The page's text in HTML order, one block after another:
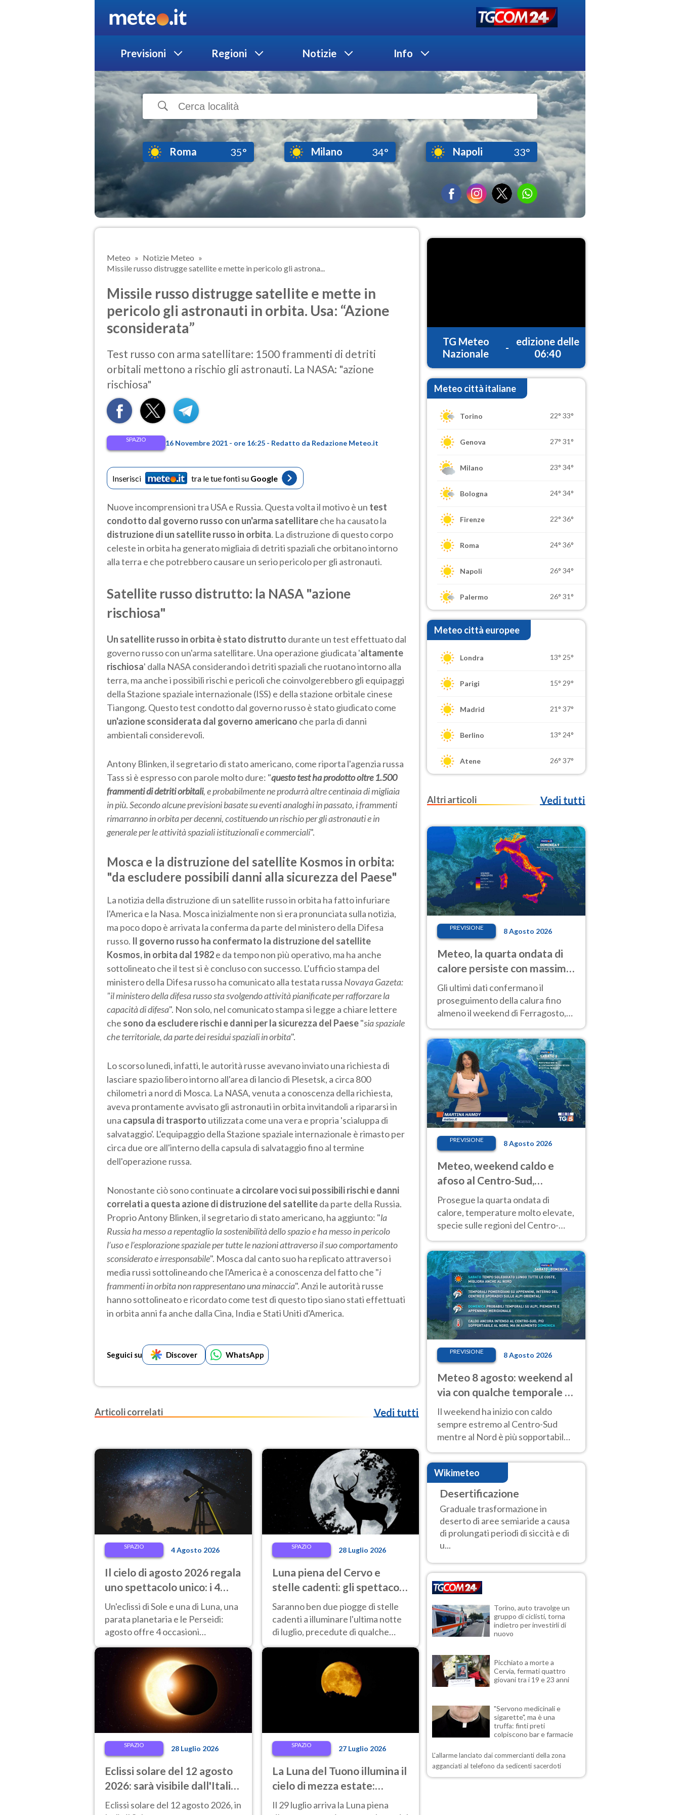
Previsioni Regioni Notizie Info
Roma 35° Milano 34° Napoli 33°
Meteo
Notizie Meteo
Missile russo distrugge satellite e mette in pericolo gli astrona...
Missile russo distrugge satellite e mette in
pericolo gli astronauti in orbita. Usa: “Azione
sconsiderata”
Test russo con arma satellitare: 1500 frammenti di detriti
orbitali mettono a rischio gli astronauti. La NASA: "azione
rischiosa"
SPAZIO 16 Novembre 2021 - ore 16:25 - Redatto da Redazione Meteo.it
Inserisci tra le tue fonti su Google
Nuove incomprensioni tra USA e Russia. Questa volta il motivo è un test
condotto dal governo russo con un'arma satellitareche ha causato la
distruzione di un satellite russo in orbita. La distruzione di questo corpo
celeste in orbita ha generato migliaia di detriti spaziali che orbitano intorno
alla terra e che potrebbero causare un serio pericolo per gli astronauti.
Satellite russo distrutto: la NASA "azione
rischiosa"
Un satellite russo in orbita è stato distrutto durante un test effettuato dal
governo russo con un'arma satellitare. Una operazione giudicata 'altamente
rischiosa' dalla NASA considerando i detriti spaziali che ruotano intorno alla
terra, ma anche i possibili rischi e pericoli che coinvolgerebbero gli equipaggi
della Stazione spaziale internazionale (ISS) e della stazione orbitale cinese
Tiangong. Questo test condotto dal governo russo è stato giudicato come
un'azione sconsiderata dal governo americano che parla di danni
ambientali considerevoli.
Antony Blinken, il segretario di stato americano, come riporta l'agenzia russa
Tass si è espresso con parole molto dure: "questo test ha prodotto oltre 1.500
frammenti di detriti orbitali, e probabilmente ne produrrà altre centinaia di migliaia
in più.Secondo alcune previsioni basate su eventi analoghi in passato, i frammenti
rimarranno in orbita per decenni, costituendo un rischio per gli astronauti e in
generale per le attività spaziali istituzionali e commerciali".
Mosca e la distruzione del satellite Kosmos in orbita:
"da escludere possibili danni alla sicurezza del Paese"
La notizia della distruzione di un satellite russo in orbita ha fatto infuriare
l'America e la Nasa. Mosca inizialmente non si era pronunciata sulla notizia,
ma poco dopo è arrivata la conferma da parte del ministero della Difesa
russo. Il governo russo ha confermato la distruzione del satellite
Kosmos, in orbita dal 1982e da tempo non più operativo, ma ha anche
sottolineato che il test si è concluso con successo. L’ufficio stampa del
ministero della Difesa russo ha comunicato alla testata russa Novaya Gazeta:
"il ministero della difesa russo sta svolgendo attività pianificate per rafforzare la
capacità di difesa". Non solo, nel comunicato stampa si legge a chiare lettere
che sono da escludere rischi e danni per la sicurezza del Paese"sia spaziale
che territoriale, da parte dei residui spaziali in orbita".
Lo scorso lunedì, infatti, le autorità russe avevano inviato una richiesta di
lasciare spazio libero intorno all'area di lancio di Plesetsk, a circa 800
chilometri a nord di Mosca. La NASA, venuta a conoscenza della richiesta,
aveva prontamente avvisato gli astronauti in orbita invitandoli a ripararsi in
una capsula di trasporto utilizzata come una vera e propria 'scialuppa di
salvataggio'. L'equipaggio della Stazione spaziale internazionale è rimasto per
circa due ore all'interno della capsula di salvataggio fino al termine
dell'operazione russa.
Nonostante ciò sono continuate a circolare voci sui possibili rischi e danni
correlati a questa azione di distruzione del satelliteda parte della Russia.
Proprio Antony Blinken, il segretario di stato americano, ha aggiunto: "la
Russia ha messo a repentaglio la sostenibilità dello spazio e ha messo in pericolo
l’uso e l’esplorazione spaziale per tutte le nazioni attraverso il suo comportamento
sconsiderato e irresponsabile". Mosca dal canto suo ha replicato attraverso i
media russi sottolineando che l'America è a conoscenza del fatto che "i
frammenti in orbita non rappresentano una minaccia". Anzi le autorità russe
hanno sottolineato e ricordato come test di questo tipo siano stati effettuati
in orbita anni fa anche dalla Cina, India e Stati Uniti d'America.
Seguici su Discover WhatsApp
Articoli correlati Vedi tutti
SPAZIO 4 Agosto 2026
Il cielo di agosto 2026 regala
uno spettacolo unico: i 4
eventi astronomici da
vedere
Un'eclissi di Sole e una di Luna, una
parata planetaria e le Perseidi:
agosto offre 4 occasioni
imperdibili per alzare gli occhi al
firmamento.
SPAZIO 28 Luglio 2026
Luna piena del Cervo e
stelle cadenti: gli spettacoli
del cielo di fine luglio 2026
da non perdere
Saranno ben due piogge di stelle
cadenti a illuminare l'ultima notte
di luglio, precedute di qualche
giorno dalla Luna piena del Cervo
SPAZIO 28 Luglio 2026
Eclissi solare del 12 agosto
2026: sarà visibile dall'Italia?
Ecco dove ammirarla al
Eclissi solare del 12 agosto 2026, in
SPAZIO 27 Luglio 2026
La Luna del Tuono illumina il
cielo di mezza estate:
quando e come osservarla
Il 29 luglio arriva la Luna piena
TG Meteo
Nazionale
-
edizione delle
06:40
Meteo città italiane
Torino 22° 33°
Genova 27° 31°
Milano 23° 34°
Bologna 24° 34°
Firenze 22° 36°
Roma 24° 36°
Napoli 26° 34°
Palermo 26° 31°
Meteo città europee
Londra 13° 25°
Parigi 15° 29°
Madrid 21° 37°
Berlino 13° 24°
Atene 26° 37°
Altri articoli Vedi tutti
PREVISIONE 8 Agosto 2026
Meteo, la quarta ondata di
calore persiste con massime
sempre molto elevate
Gli ultimi dati confermano il
proseguimento della calura fino
almeno il weekend di Ferragosto,
intensificazione prossima
settimana
PREVISIONE 8 Agosto 2026
Meteo, weekend caldo e
afoso al Centro-Sud,
temporali sui rilievi
Prosegue la quarta ondata di
calore, temperature molto elevate,
specie sulle regioni del Centro-
aree montuose
PREVISIONE 8 Agosto 2026
Meteo 8 agosto: weekend al
via con qualche temporale e
caldo estremo al Centro-Sud
Il weekend ha inizio con caldo
sempre estremo al Centro-Sud
mentre al Nord è più sopportabile
fino a domenica 9. Temporali di
calore sui rilievi.
Wikimeteo
Desertificazione
Graduale trasformazione in
deserto di aree semiaride a causa
di prolungati periodi di siccità e di
u...
Torino, auto travolge un
gruppo di ciclisti, torna
indietro per investirli di
nuovo
Picchiato a morte a
Cervia, fermati quattro
giovani tra i 19 e 23 anni
"Servono medicinali e
sigarette", ma è una
truffa: finti preti
colpiscono bar e farmacie
L'allarme lanciato dai commercianti della zona
agganciati al telefono da sedicenti sacerdoti